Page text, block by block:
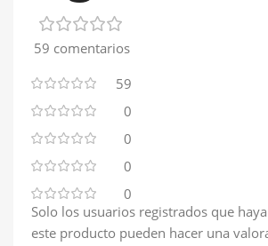
59 comentarios
59
0
0
0
0
Solo los usuarios registrados que
este producto pueden hacer una